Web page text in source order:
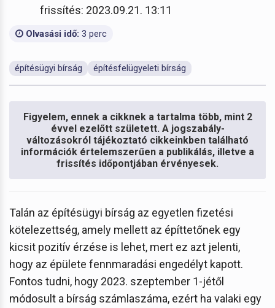
frissítés: 2023.09.21. 13:11
Olvasási idő: 3 perc
építésügyi bírság építésfelügyeleti bírság
Figyelem, ennek a cikknek a tartalma több, mint 2
évvel ezelőtt született. A jogszabály-
változásokról tájékoztató cikkeinkben található
információk értelemszerűen a publikálás, illetve a
frissítés időpontjában érvényesek.
Talán az építésügyi bírság az egyetlen fizetési
kötelezettség, amely mellett az építtetőnek egy
kicsit pozitív érzése is lehet, mert ez azt jelenti,
hogy az épülete fennmaradási engedélyt kapott.
Fontos tudni, hogy 2023. szeptember 1-jétől
módosult a bírság számlaszáma, ezért ha valaki egy